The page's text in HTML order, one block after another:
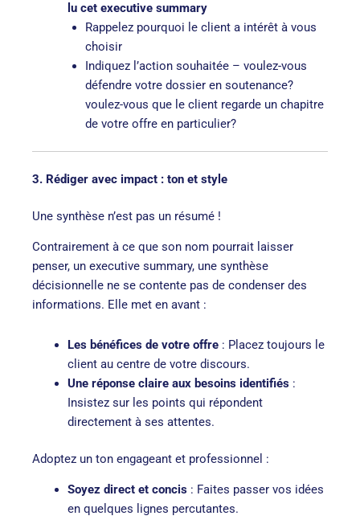
lu cet executive summary
Rappelez pourquoi le client a intérêt à vous
choisir
Indiquez l’action souhaitée – voulez-vous
défendre votre dossier en soutenance?
voulez-vous que le client regarde un chapitre
de votre offre en particulier?
3. Rédiger avec impact : ton et style
Une synthèse n’est pas un résumé !
Contrairement à ce que son nom pourrait laisser
penser, un executive summary, une synthèse
décisionnelle ne se contente pas de condenser des
informations. Elle met en avant :
Les bénéfices de votre offre: Placez toujours le
client au centre de votre discours.
Une réponse claire aux besoins identifiés:
Insistez sur les points qui répondent
directement à ses attentes.
Adoptez un ton engageant et professionnel :
Soyez direct et concis: Faites passer vos idées
en quelques lignes percutantes.